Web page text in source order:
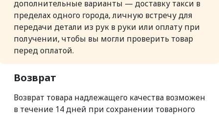
дополнительные варианты — доставку такси в
пределах одного города, личную встречу для
передачи детали из рук в руки или оплату при
получении, чтобы вы могли проверить товар
перед оплатой.
Возврат
Возврат товара надлежащего качества возможен
в течение 14 дней при сохранении товарного